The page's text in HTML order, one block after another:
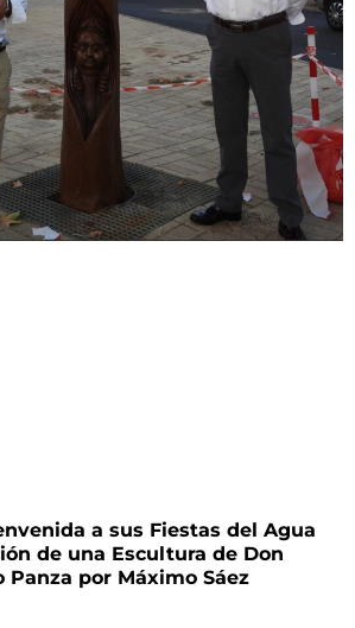
a sus Fiestas del Agua
de una Escultura de Don
Panza por Máximo Sáez